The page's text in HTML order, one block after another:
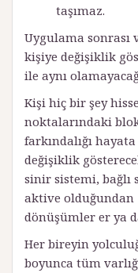
taşımaz.
Uygulama sonrası
kişiye değişiklik
ile aynı
Kişi hiç bir şey
noktalarındaki
farkındalığı
değişiklik
sinir sistemi, bağlı
aktive olduğundan
dönüşümler er ya
Her bireyin
boyunca tüm